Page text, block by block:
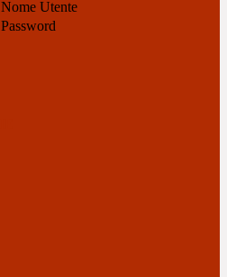
Nome Utente
Password